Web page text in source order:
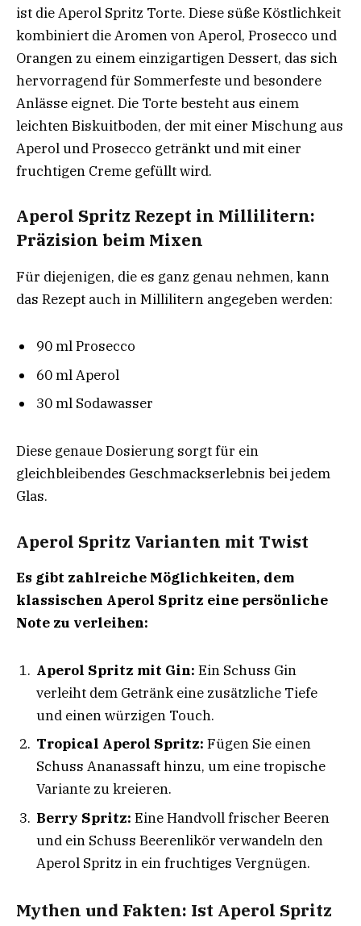
ist die Aperol Spritz Torte. Diese süße Köstlichkeit
kombiniert die Aromen von Aperol, Prosecco und
Orangen zu einem einzigartigen Dessert, das sich
hervorragend für Sommerfeste und besondere
Anlässe eignet. Die Torte besteht aus einem
leichten Biskuitboden, der mit einer Mischung aus
Aperol und Prosecco getränkt und mit einer
fruchtigen Creme gefüllt wird.
Aperol Spritz Rezept in Millilitern:
Präzision beim Mixen
Für diejenigen, die es ganz genau nehmen, kann
das Rezept auch in Millilitern angegeben werden:
90 ml Prosecco
60 ml Aperol
30 ml Sodawasser
Diese genaue Dosierung sorgt für ein
gleichbleibendes Geschmackserlebnis bei jedem
Glas.
Aperol Spritz Varianten mit Twist
Es gibt zahlreiche Möglichkeiten, dem
klassischen Aperol Spritz eine persönliche
Note zu verleihen:
Aperol Spritz mit Gin: Ein Schuss Gin
verleiht dem Getränk eine zusätzliche Tiefe
und einen würzigen Touch.
Tropical Aperol Spritz: Fügen Sie einen
Schuss Ananassaft hinzu, um eine tropische
Variante zu kreieren.
Berry Spritz: Eine Handvoll frischer Beeren
und ein Schuss Beerenlikör verwandeln den
Aperol Spritz in ein fruchtiges Vergnügen.
Mythen und Fakten: Ist Aperol Spritz